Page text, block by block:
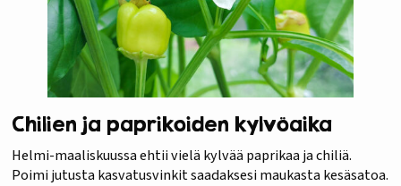
Chilien ja paprikoiden kylvöaika
Helmi-maaliskuussa ehtii vielä kylvää paprikaa ja chiliä.
Poimi jutusta kasvatusvinkit saadaksesi maukasta kesäsatoa.